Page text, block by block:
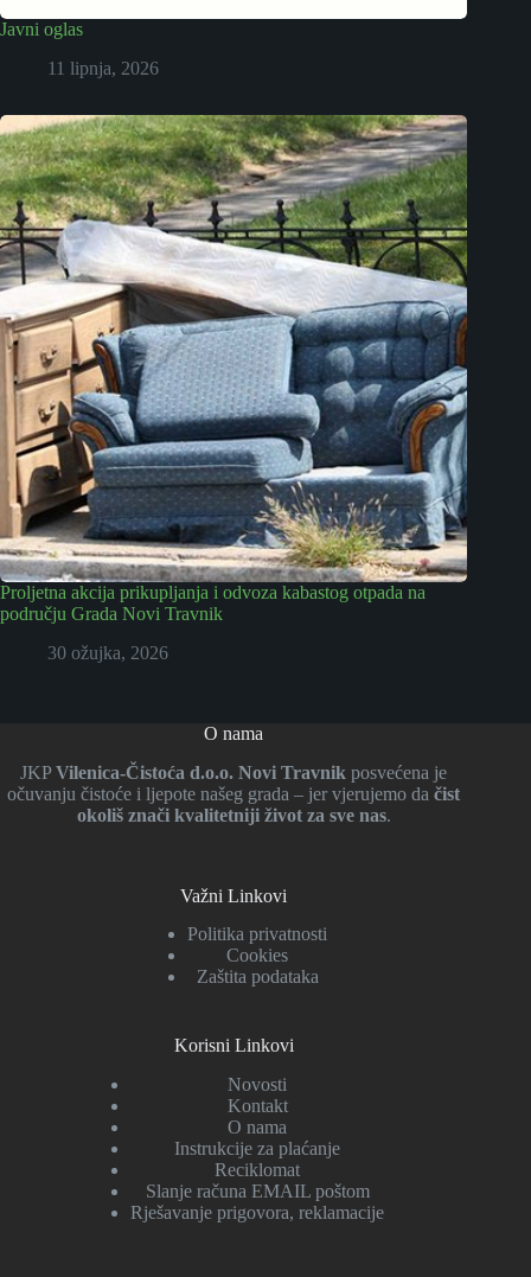
Javni oglas
11 lipnja, 2026
Proljetna akcija prikupljanja i odvoza kabastog otpada na
području Grada Novi Travnik
30 ožujka, 2026
O nama
JKPVilenica-Čistoća d.o.o. Novi Travnik posvećena je
očuvanju čistoće i ljepote našeg grada – jer vjerujemo dačist
okoliš znači kvalitetniji život za sve nas.
Važni Linkovi
Politika privatnosti
Cookies
Zaštita podataka
Korisni Linkovi
Novosti
Kontakt
O nama
Instrukcije za plaćanje
Reciklomat
Slanje računa EMAIL poštom
Rješavanje prigovora, reklamacije